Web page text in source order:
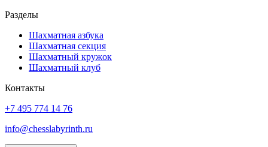
Разделы
Шахматная азбука
Шахматная секция
Шахматный кружок
Шахматный клуб
Контакты
+7 495 774 14 76
info@chesslabyrinth.ru